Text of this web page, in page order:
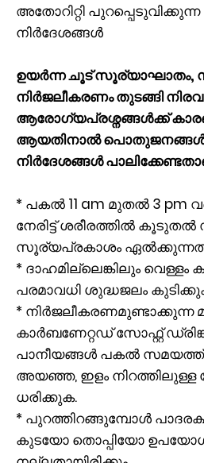
അതോറിറ്റി
നിർദേശങ്ങൾ
ഉയർന്ന ചൂട് സൂര്യാഘാതം,
നിർജലീകരണം തുടങ്ങി
ആരോഗ്യപ്രശ്നങ്ങൾക്ക്
ആയതിനാൽ പൊതുജനങ്ങൾ
നിർദേശങ്ങൾ
* പകൽ 11 am മുതല്‍ 3
നേരിട്ട് ശരീരത്തിൽ
സൂര്യപ്രകാശം ഏൽക്കുന്നത്
* ദാഹമില്ലെങ്കിലും
പരമാവധി ശുദ്ധജലം
* നിർജലീകരണമുണ്ടാക്കുന്ന
കാർബണേറ്റഡ് സോഫ്റ്റ്
പാനീയങ്ങള്‍ പകല്‍ സമയത്ത്
അയഞ്ഞ, ഇളം നിറത്തിലുള്ള
ധരിക്കുക.
* പുറത്തിറങ്ങുമ്പോൾ
കുടയോ തൊപ്പിയോ